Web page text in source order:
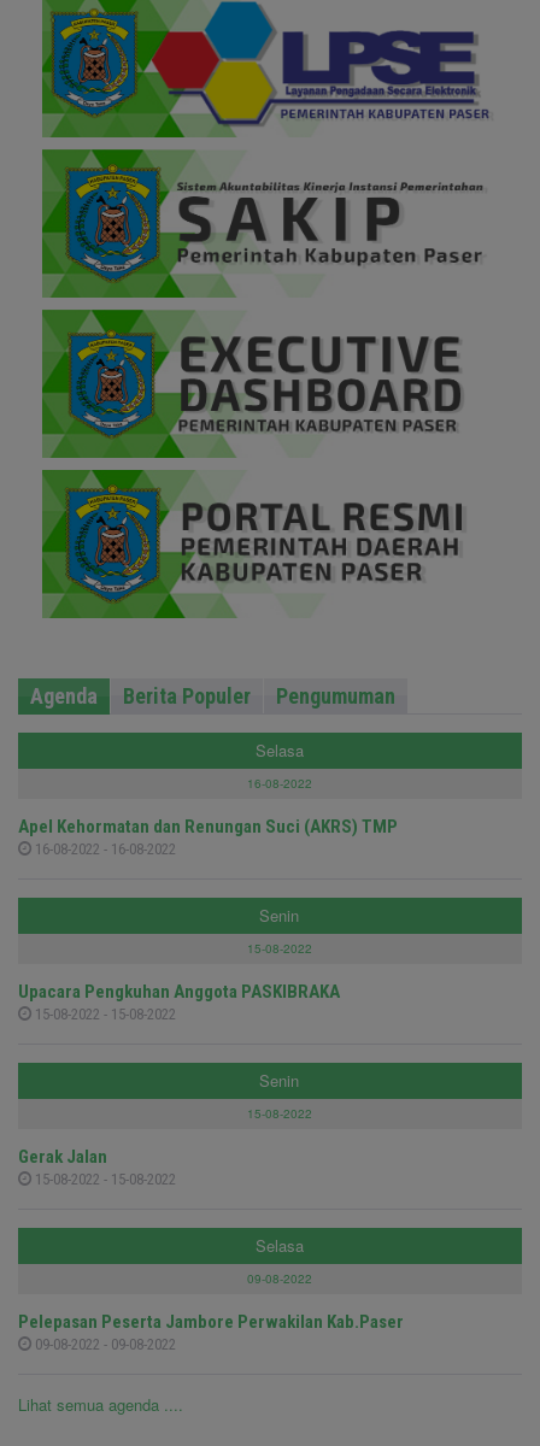
Agenda Berita Populer Pengumuman
Selasa
16-08-2022
Apel Kehormatan dan Renungan Suci (AKRS) TMP
16-08-2022 - 16-08-2022
Senin
15-08-2022
Upacara Pengkuhan Anggota PASKIBRAKA
15-08-2022 - 15-08-2022
Senin
15-08-2022
Gerak Jalan
15-08-2022 - 15-08-2022
Selasa
09-08-2022
Pelepasan Peserta Jambore Perwakilan Kab.Paser
09-08-2022 - 09-08-2022
Lihat semua agenda ....